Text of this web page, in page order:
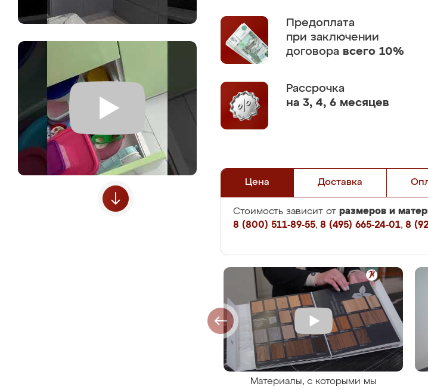
Предоплата
при заключении
договора всего 10%
Рассрочка
на 3, 4, 6 месяцев
Цена Доставка
Стоимость зависит от размеров и
8 (800) 511-89-55, 8 (495) 665-24-01, 8
Материалы, с которыми мы